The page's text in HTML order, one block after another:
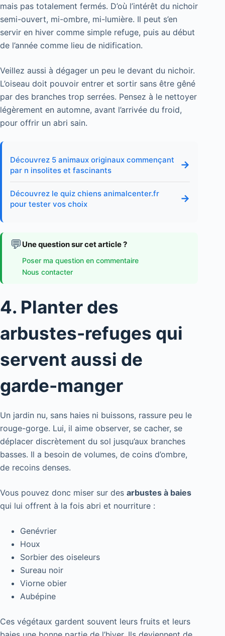
mais pas totalement fermés. D’où l’intérêt du nichoir
semi-ouvert, mi-ombre, mi-lumière. Il peut s’en
servir en hiver comme simple refuge, puis au début
de l’année comme lieu de nidification.
Veillez aussi à dégager un peu le devant du nichoir.
L’oiseau doit pouvoir entrer et sortir sans être gêné
par des branches trop serrées. Pensez à le nettoyer
légèrement en automne, avant l’arrivée du froid,
pour offrir un abri sain.
Découvrez 5 animaux originaux commençant
par n insolites et fascinants
→
Découvrez le quiz chiens animalcenter.fr
pour tester vos choix
→
💬 Une question sur cet article ?
Poser ma question en commentaire
Nous contacter
4. Planter des
arbustes-refuges qui
servent aussi de
garde-manger
Un jardin nu, sans haies ni buissons, rassure peu le
rouge-gorge. Lui, il aime observer, se cacher, se
déplacer discrètement du sol jusqu’aux branches
basses. Il a besoin de volumes, de coins d’ombre,
de recoins denses.
Vous pouvez donc miser sur des arbustes à baies
qui lui offrent à la fois abri et nourriture :
Genévrier
Houx
Sorbier des oiseleurs
Sureau noir
Viorne obier
Aubépine
Ces végétaux gardent souvent leurs fruits et leurs